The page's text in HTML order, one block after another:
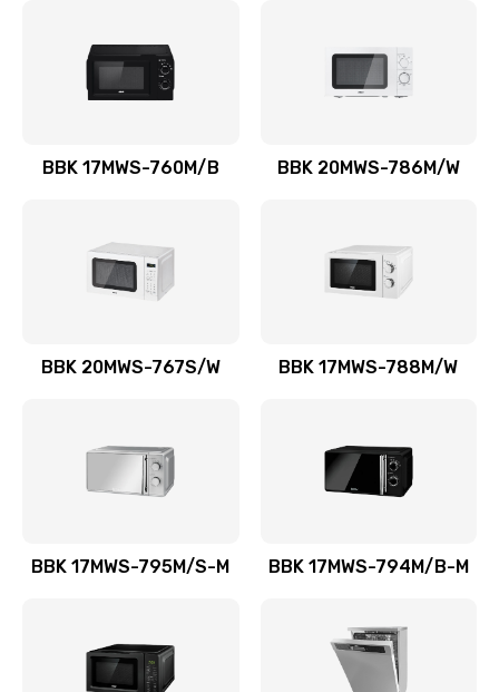
BBK 17MWS-760M/B BBK 20MWS-786M/W
BBK 20MWS-767S/W BBK 17MWS-788M/W
BBK 17MWS-795M/S-M BBK 17MWS-794M/B-M